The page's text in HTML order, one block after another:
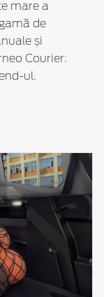
mare a
de
și
Courier:
ul.